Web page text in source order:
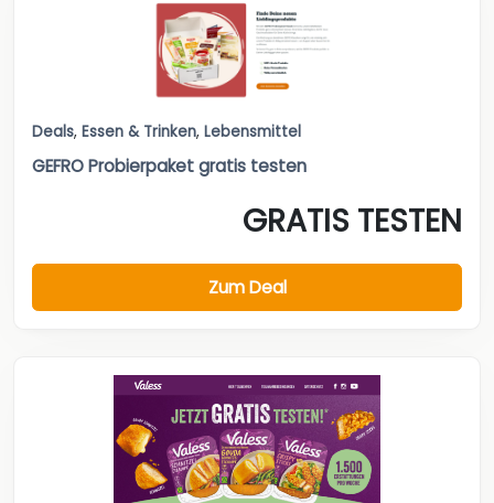
Deals, Essen & Trinken, Lebensmittel
GEFRO Probierpaket gratis testen
GRATIS TESTEN
Zum Deal